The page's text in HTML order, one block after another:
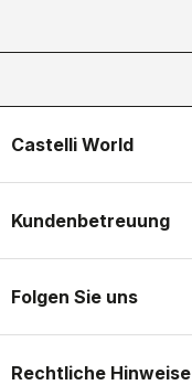
Castelli World
Kundenbetreuung
Folgen Sie uns
Rechtliche Hinweise